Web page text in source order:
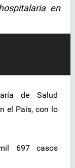
en
de Salud
el País, con lo
697 casos